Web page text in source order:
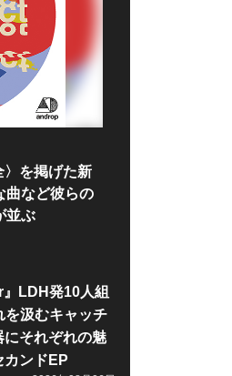
を掲げた新
曲など彼らの
並ぶ
LDH発10人組
汲むキャッチ
にそれぞれの魅
カンドEP